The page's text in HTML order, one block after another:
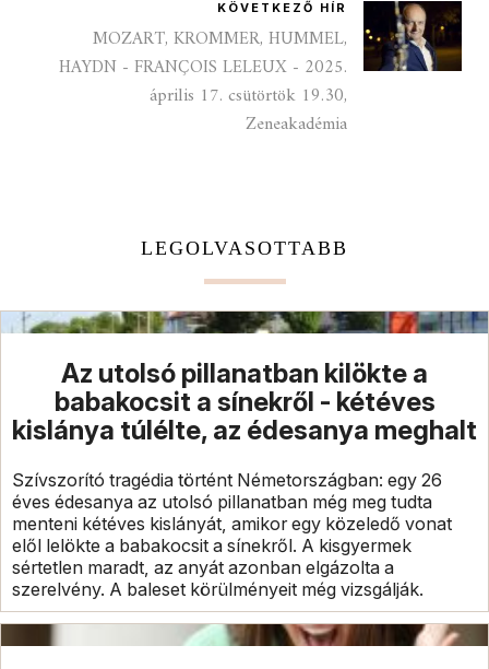
KÖVETKEZŐ HÍR
MOZART, KROMMER, HUMMEL,
HAYDN - FRANÇOIS LELEUX - 2025.
április 17. csütörtök 19.30,
Zeneakadémia
LEGOLVASOTTABB
Az utolsó pillanatban kilökte a
babakocsit a sínekről - kétéves
kislánya túlélte, az édesanya meghalt
Szívszorító tragédia történt Németországban: egy 26
éves édesanya az utolsó pillanatban még meg tudta
menteni kétéves kislányát, amikor egy közeledő vonat
elől lelökte a babakocsit a sínekről. A kisgyermek
sértetlen maradt, az anyát azonban elgázolta a
szerelvény. A baleset körülményeit még vizsgálják.